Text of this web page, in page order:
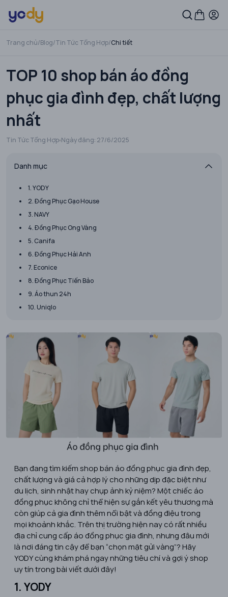
Trang chủ/Blog/Tin Tức Tổng Hợp/Chi tiết
TOP 10 shop bán áo đồng
phục gia đình đẹp, chất lượng
nhất
Tin Tức Tổng Hợp Ngày đăng: 27/6/2025
Danh mục
1. YODY
2. Đồng Phục Gạo House
3. NAVY
4. Đồng Phục Ong Vàng
5. Canifa
6. Đồng Phục Hải Anh
7. Econice
8. Đồng Phục Tiến Bảo
9. Áo thun 24h
10. Uniqlo
Bạn đang tìm kiếm shop bán áo đồng phục gia đình đẹp,
chất lượng và giá cả hợp lý cho những dịp đặc biệt như
du lịch, sinh nhật hay chụp ảnh kỷ niệm? Một chiếc áo
đồng phục không chỉ thể hiện sự gắn kết yêu thương mà
còn giúp cả gia đình thêm nổi bật và đồng điệu trong
mọi khoảnh khắc. Trên thị trường hiện nay có rất nhiều
địa chỉ cung cấp áo đồng phục gia đình, nhưng đâu mới
là nơi đáng tin cậy để bạn “chọn mặt gửi vàng”? Hãy
YODY cùng khám phá ngay những tiêu chí và gợi ý shop
uy tín trong bài viết dưới đây!
1. YODY